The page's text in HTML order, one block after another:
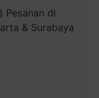
Pesanan di
& Surabaya